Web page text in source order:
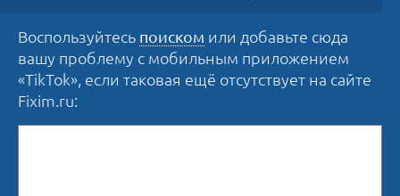
Воспользуйтесь поиском или добавьте сюда
вашу проблему с мобильным приложением
«TikTok», если таковая ещё отсутствует на сайте
Fixim.ru: